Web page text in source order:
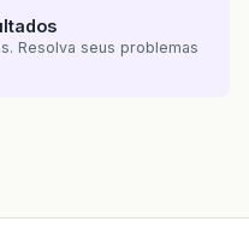
Resolva seus problemas